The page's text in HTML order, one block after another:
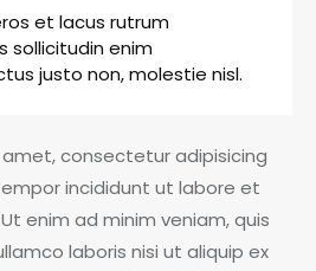
et lacus rutrum
sollicitudin enim
justo non, molestie nisl.
consectetur adipisicing
incididunt ut labore et
enim ad minim veniam, quis
laboris nisi ut aliquip ex